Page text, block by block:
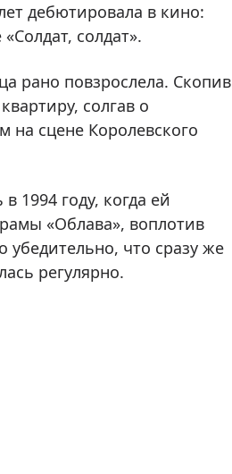
дебютировала в кино:
солдат».
рано повзрослела. Скопив
солгав о
сцене Королевского
1994 году, когда ей
«Облава», воплотив
убедительно, что сразу же
регулярно.